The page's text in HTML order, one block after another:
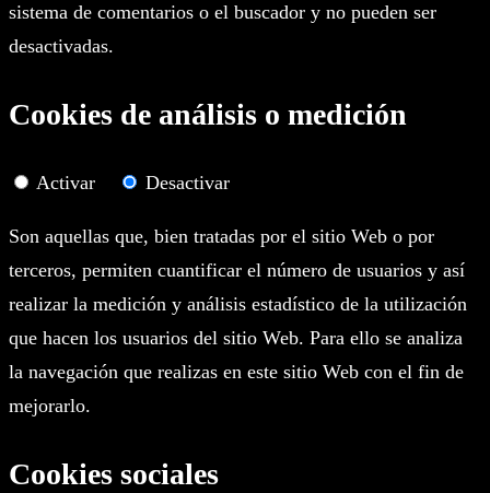
sistema de comentarios o el buscador y no pueden ser
desactivadas.
Cookies de análisis o medición
Activar Desactivar
Son aquellas que, bien tratadas por el sitio Web o por
terceros, permiten cuantificar el número de usuarios y así
realizar la medición y análisis estadístico de la utilización
que hacen los usuarios del sitio Web. Para ello se analiza
la navegación que realizas en este sitio Web con el fin de
mejorarlo.
Cookies sociales